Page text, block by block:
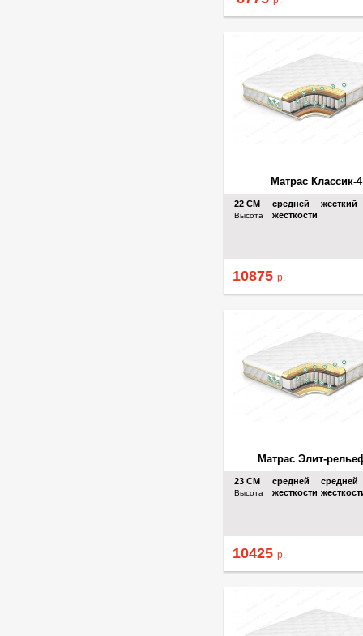
10875 р.
Матрас Классик-4
22 СМ
Высота
средней
жесткости
жесткий
10425 р.
Матрас Элит-
23 СМ
Высота
средней
жесткости
средней